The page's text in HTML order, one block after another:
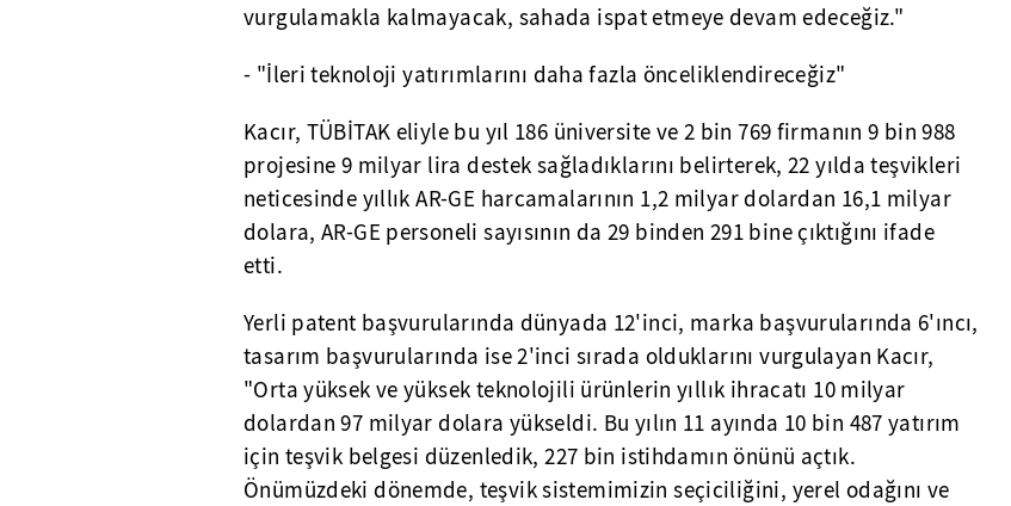
vurgulamakla kalmayacak, sahada ispat etmeye devam edeceğiz."
- "İleri teknoloji yatırımlarını daha fazla önceliklendireceğiz"
Kacır, TÜBİTAK eliyle bu yıl 186 üniversite ve 2 bin 769 firmanın 9 bin 988
projesine 9 milyar lira destek sağladıklarını belirterek, 22 yılda teşvikleri
neticesinde yıllık AR-GE harcamalarının 1,2 milyar dolardan 16,1 milyar
dolara, AR-GE personeli sayısının da 29 binden 291 bine çıktığını ifade
etti.
Yerli patent başvurularında dünyada 12'inci, marka başvurularında 6'ıncı,
tasarım başvurularında ise 2'inci sırada olduklarını vurgulayan Kacır,
"Orta yüksek ve yüksek teknolojili ürünlerin yıllık ihracatı 10 milyar
dolardan 97 milyar dolara yükseldi. Bu yılın 11 ayında 10 bin 487 yatırım
için teşvik belgesi düzenledik, 227 bin istihdamın önünü açtık.
Önümüzdeki dönemde, teşvik sistemimizin seçiciliğini, yerel odağını ve